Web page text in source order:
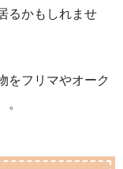
るかもしれませ
をフリマやオーク
。